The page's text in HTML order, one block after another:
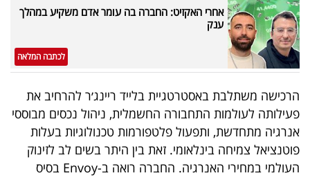
אחרי האקזיט: החברה בה עומר אדם משקיע במהלך
ענק
לכתבה המלאה
הרכישה משתלבת באסטרטגיית בלייד ריינג׳ר להרחיב את
פעילותה לעולמות התחבורה החשמלית, ניהול נכסים מבוססי
אנרגיה מתחדשת, ותפעול פלטפורמות טכנולוגיות בעלות
פוטנציאל צמיחה בינלאומי. זאת בין היתר בשים לב לזינוק
העולמי במחירי האנרגיה. החברה רואה ב-Envoy בסיס